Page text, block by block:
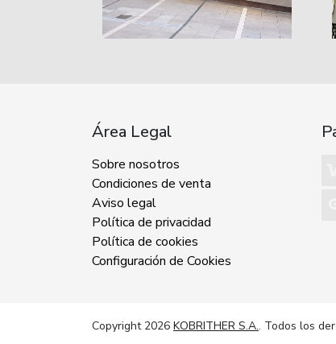
Área Legal
Sobre nosotros
Condiciones de venta
Aviso legal
Política de privacidad
Política de cookies
Configuración de Cookies
Copyright 2026 KOBRITHER S.A.. Todos los